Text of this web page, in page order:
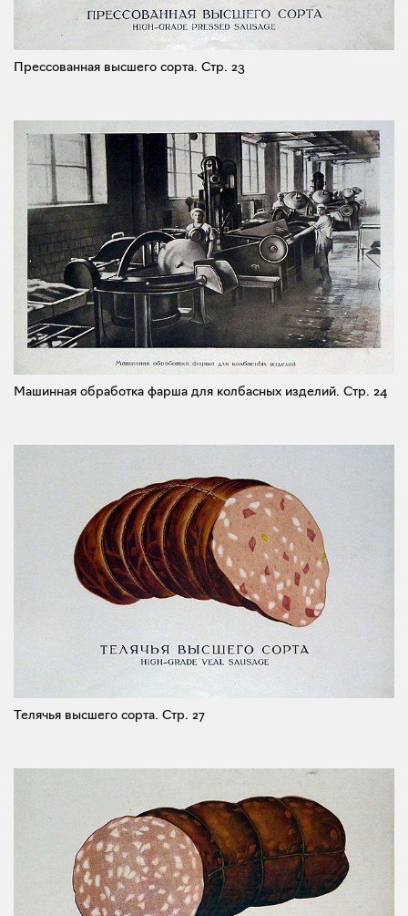
Прессованная высшего сорта. Стр. 23
Машинная обработка фарша для колбасных изделий. Стр. 24
Телячья высшего сорта. Стр. 27